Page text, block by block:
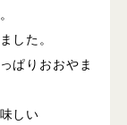
した。
ぱりおおやま
しい